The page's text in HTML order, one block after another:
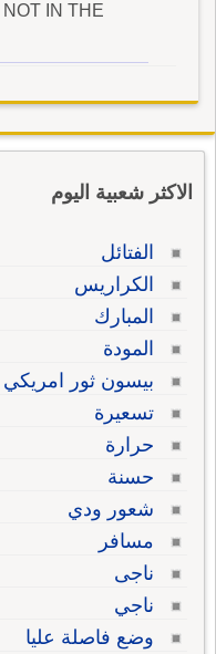
IN THE
الاكثر شعبية اليوم
الفتائل
الكراريس
المبارك
المودة
بيسون ثور امريكي
تسعيرة
حرارة
حسنة
شعور ودي
مسافر
ناجى
ناجي
وضع فاصلة عليا